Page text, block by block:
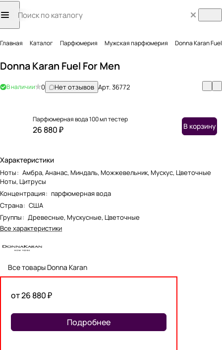
Главная Каталог Парфюмерия Мужская парфюмерия Donna Karan
Donna Karan Fuel For Men
В наличии 0 Нет отзывов Арт.36772
Парфюмерная вода 100 мл тестер
26 880 ₽ В корзину
Характеристики
Ноты: Амбра, Ананас, Миндаль, Можжевельник, Мускус, Цветочные
Ноты, Цитрусы
Концентрация: парфюмерная вода
Страна: США
Группы: Древесные, Мускусные, Цветочные
Все характеристики
Все товары Donna Karan
от 26 880 ₽
Подробнее